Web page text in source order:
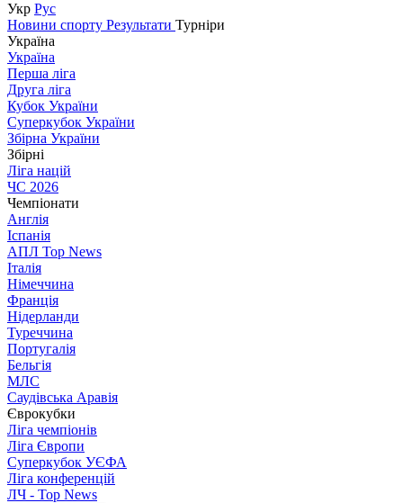
Укр Рус
Новини спорту Результати Турніри
Україна
Україна
Перша ліга
Друга ліга
Кубок України
Суперкубок України
Збірна України
Збірні
Ліга націй
ЧС 2026
Чемпіонати
Англія
Іспанія
АПЛ Top News
Італія
Німеччина
Франція
Нідерланди
Туреччина
Португалія
Бельгія
МЛС
Саудівська Аравія
Єврокубки
Ліга чемпіонів
Ліга Європи
Суперкубок УЄФА
Ліга конференцій
ЛЧ - Top News